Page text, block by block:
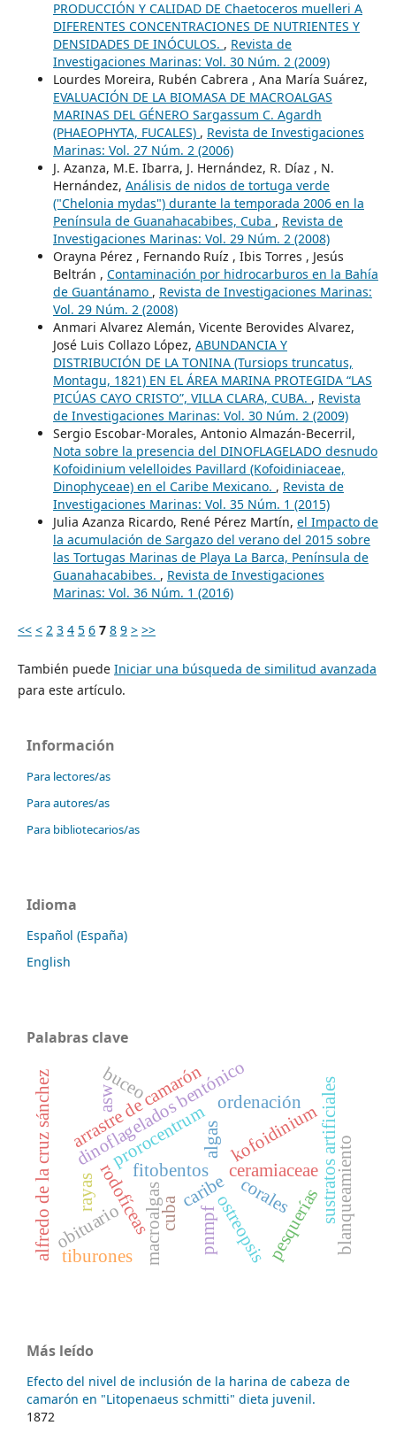
PRODUCCIÓN Y CALIDAD DE Chaetoceros muelleri A
DIFERENTES CONCENTRACIONES DE NUTRIENTES Y
DENSIDADES DE INÓCULOS. , Revista de
Investigaciones Marinas: Vol. 30 Núm. 2 (2009)
Lourdes Moreira, Rubén Cabrera , Ana María Suárez,
EVALUACIÓN DE LA BIOMASA DE MACROALGAS
MARINAS DEL GÉNERO Sargassum C. Agardh
(PHAEOPHYTA, FUCALES) , Revista de Investigaciones
Marinas: Vol. 27 Núm. 2 (2006)
J. Azanza, M.E. Ibarra, J. Hernández, R. Díaz , N.
Hernández, Análisis de nidos de tortuga verde
("Chelonia mydas") durante la temporada 2006 en la
Península de Guanahacabibes, Cuba , Revista de
Investigaciones Marinas: Vol. 29 Núm. 2 (2008)
Orayna Pérez , Fernando Ruíz , Ibis Torres , Jesús
Beltrán , Contaminación por hidrocarburos en la Bahía
de Guantánamo , Revista de Investigaciones Marinas:
Vol. 29 Núm. 2 (2008)
Anmari Alvarez Alemán, Vicente Berovides Alvarez,
José Luis Collazo López, ABUNDANCIA Y
DISTRIBUCIÓN DE LA TONINA (Tursiops truncatus,
Montagu, 1821) EN EL ÁREA MARINA PROTEGIDA “LAS
PICÚAS CAYO CRISTO”, VILLA CLARA, CUBA. , Revista
de Investigaciones Marinas: Vol. 30 Núm. 2 (2009)
Sergio Escobar-Morales, Antonio Almazán-Becerril,
Nota sobre la presencia del DINOFLAGELADO desnudo
Kofoidinium velelloides Pavillard (Kofoidiniaceae,
Dinophyceae) en el Caribe Mexicano. , Revista de
Investigaciones Marinas: Vol. 35 Núm. 1 (2015)
Julia Azanza Ricardo, René Pérez Martín, el Impacto de
la acumulación de Sargazo del verano del 2015 sobre
las Tortugas Marinas de Playa La Barca, Península de
Guanahacabibes. , Revista de Investigaciones
Marinas: Vol. 36 Núm. 1 (2016)
<< < 2 3 4 5 6 7 8 9 > >>
También puede Iniciar una búsqueda de similitud avanzada
para este artículo.
Información
Para lectores/as
Para autores/as
Para bibliotecarios/as
Idioma
Español (España)
English
Palabras clave
caribe
ceramiaceae
macroalgas
rodofíceasfitobentos
obituario
alfredo de la cruz sánchez cuba
dinoflagelados bentónico sustratos artificiales
ostreopsis
prorocentrumalgas blanqueamiento
corales
pnmpf
tiburones
rayas
arrastre de camarón kofoidinium
pesquerías
ordenación
asw
buceo
Más leído
Efecto del nivel de inclusión de la harina de cabeza de
camarón en "Litopenaeus schmitti" dieta juvenil.
1872